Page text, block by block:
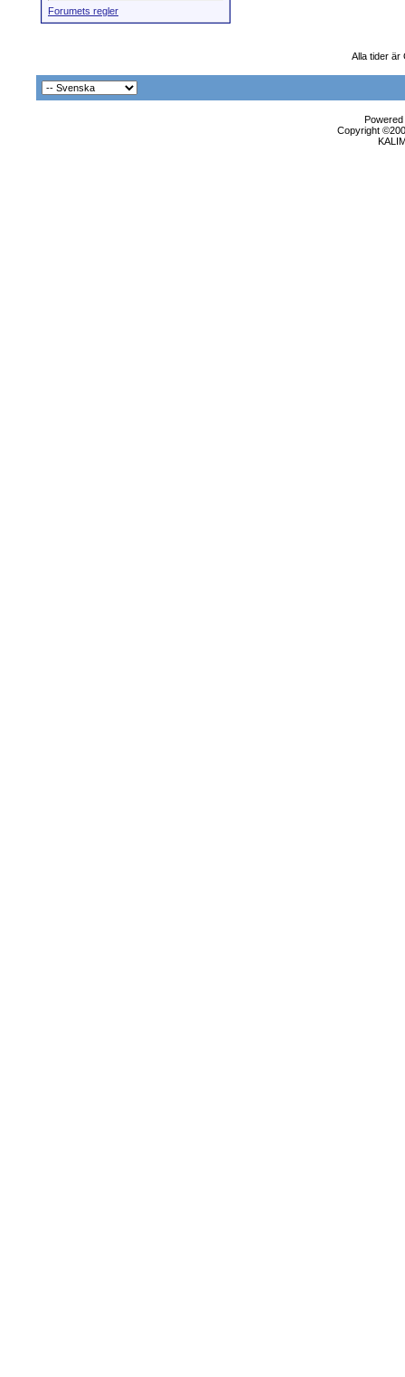
Forumets regler
Alla tider är
Copyright